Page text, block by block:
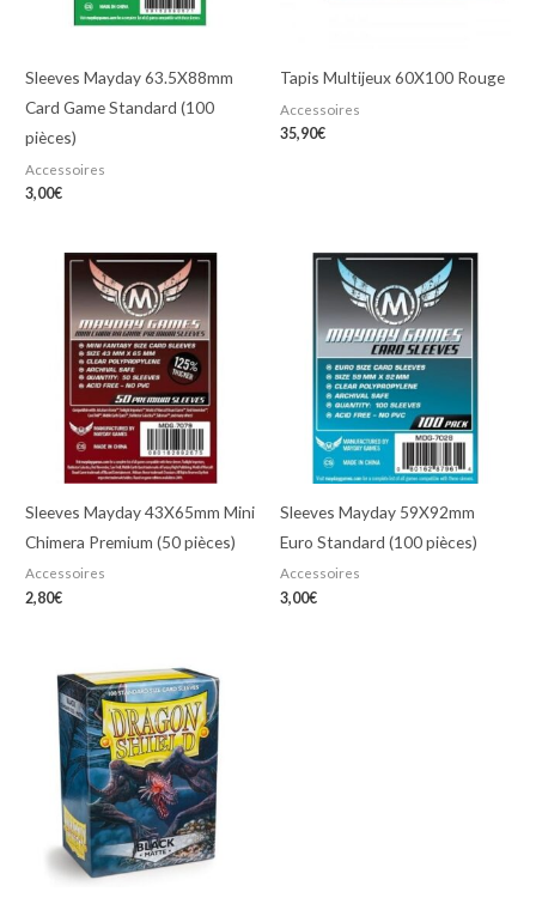
Sleeves Mayday 63.5X88mm
Card Game Standard (100
pièces)
Accessoires
3,00€
Tapis Multijeux 60X100 Rouge
Accessoires
35,90€
Sleeves Mayday 43X65mm Mini
Chimera Premium (50 pièces)
Accessoires
2,80€
Sleeves Mayday 59X92mm
Euro Standard (100 pièces)
Accessoires
3,00€